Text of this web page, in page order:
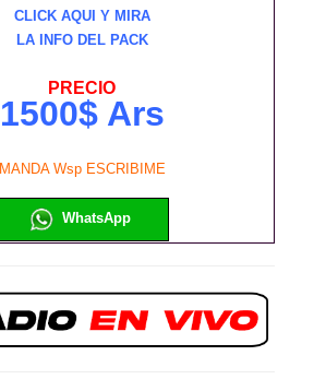
CLICK AQUI Y MIRA
LA INFO DEL PACK
PRECIO
1500$ Ars
MANDA Wsp ESCRIBIME
WhatsApp